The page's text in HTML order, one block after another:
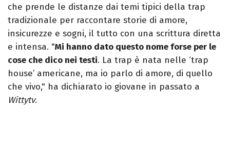
che prende le distanze dai temi tipici della trap
tradizionale per raccontare storie di amore,
insicurezze e sogni, il tutto con una scrittura diretta
e intensa. "Mi hanno dato questo nome forse per le
cose che dico nei testi. La trap è nata nelle ‘trap
house’ americane, ma io parlo di amore, di quello
che vivo," ha dichiarato io giovane in passato a
Wittytv.